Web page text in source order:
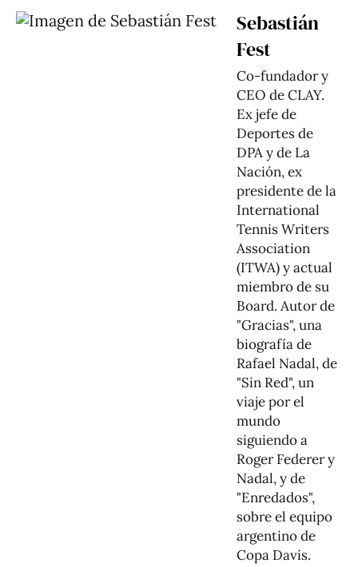
Sebastián
Fest
Co-fundador y
CEO de CLAY.
Ex jefe de
Deportes de
DPA y de La
Nación, ex
presidente de la
International
Tennis Writers
Association
(ITWA) y actual
miembro de su
Board. Autor de
"Gracias", una
biografía de
Rafael Nadal, de
"Sin Red", un
viaje por el
mundo
siguiendo a
Roger Federer y
Nadal, y de
"Enredados",
sobre el equipo
argentino de
Copa Davis.